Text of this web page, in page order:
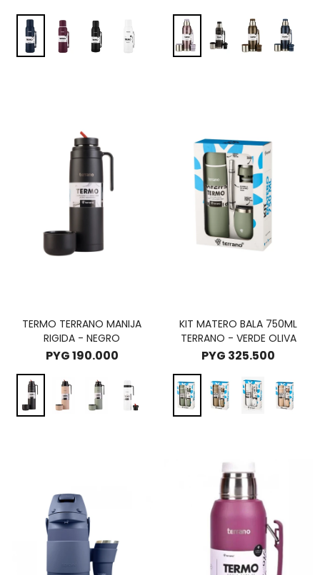
TERMO TERRANO MANIJA
RIGIDA - NEGRO
PYG190.000
KIT MATERO BALA 750ML
TERRANO - VERDE OLIVA
PYG 325.500